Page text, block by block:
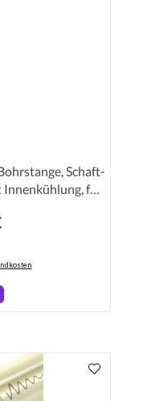
Schaft-
Innenkühlung, für